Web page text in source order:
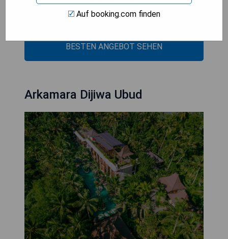
- Nähe zu Kunstgalerien wie dem Neka Art
BESTEN ANGEBOT SEHEN
Arkamara Dijiwa Ubud
Auf booking.com finden